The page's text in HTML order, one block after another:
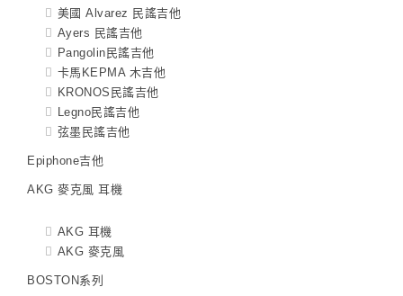
美國 Alvarez 民謠吉他
Ayers 民謠吉他
Pangolin民謠吉他
卡馬KEPMA 木吉他
KRONOS民謠吉他
Legno民謠吉他
弦墨民謠吉他
Epiphone吉他
AKG 麥克風 耳機
AKG 耳機
AKG 麥克風
BOSTON系列